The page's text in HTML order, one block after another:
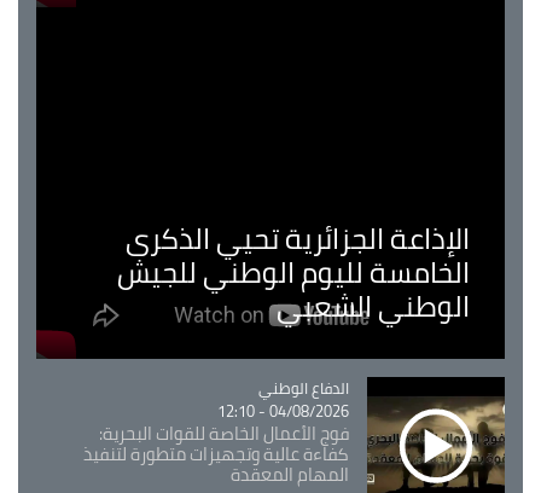
الإذاعة الجزائرية تحيي الذكرى
الخامسة لليوم الوطني للجيش
الوطني الشعبي
Catégorie
الدفاع الوطني
04/08/2026 - 12:10
فوج الأعمال الخاصة للقوات البحرية:
كفاءة عالية وتجهيزات متطورة لتنفيذ
المهام المعقدة